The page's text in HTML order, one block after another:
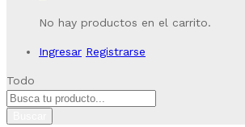
No hay productos en el carrito.
Ingresar Registrarse
Todo